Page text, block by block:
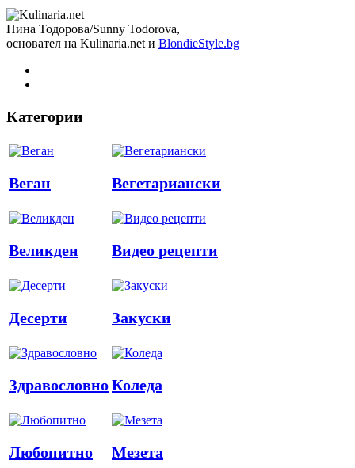
Нина Тодорова/Sunny Todorova,
основател на Kulinaria.net и BlondieStyle.bg
Категории
Веган Вегетариански
Великден Видео рецепти
Десерти Закуски
ЗдравословноКоледа
Любопитно Мезета